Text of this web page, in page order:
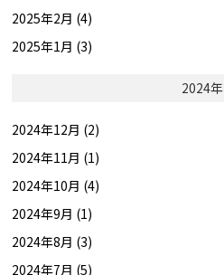
2025年2月 (4)
2025年1月 (3)
2024年
2024年12月 (2)
2024年11月 (1)
2024年10月 (4)
2024年9月 (1)
2024年8月 (3)
2024年7月 (5)